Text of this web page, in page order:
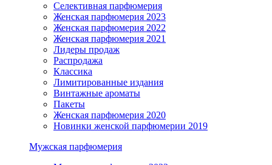
Селективная парфюмерия
Женская парфюмерия 2023
Женская парфюмерия 2022
Женская парфюмерия 2021
Лидеры продаж
Распродажа
Классика
Лимитированные издания
Винтажные ароматы
Пакеты
Женская парфюмерия 2020
Новинки женской парфюмерии 2019
Мужская парфюмерия